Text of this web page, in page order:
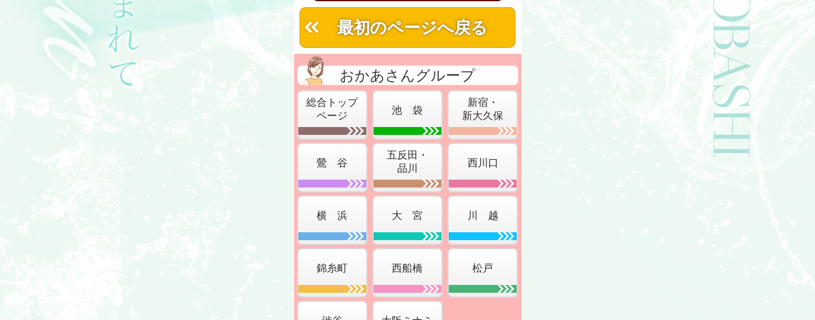
最初のページへ戻る
おかあさんグループ
総合トップ
ページ
池 袋
新宿・
新大久保
鶯 谷
五反田・
品川
西川口
横 浜 大 宮 川 越
錦糸町 西船橋 松戸